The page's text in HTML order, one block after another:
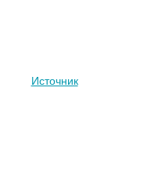
Источник